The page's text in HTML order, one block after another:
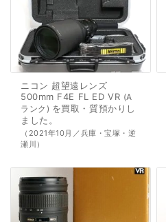
ニコン 超望遠レンズ
500mm F4E FL ED VR
A
ランク
を買取・質預かり し
ました。
（2021年10月／兵庫・宝塚・逆
瀬川）